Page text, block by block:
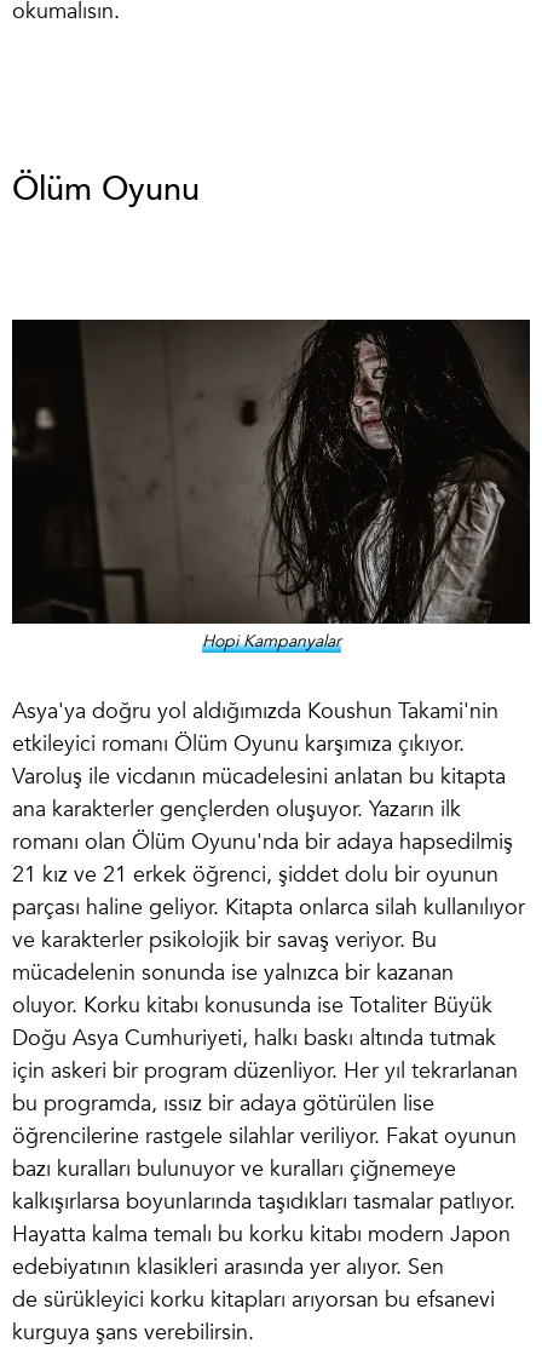
okumalısın.
Ölüm Oyunu
Hopi Kampanyalar
Asya'ya doğru yol aldığımızda Koushun Takami'nin
etkileyici romanı Ölüm Oyunu karşımıza çıkıyor.
Varoluş ile vicdanın mücadelesini anlatan bu kitapta
ana karakterler gençlerden oluşuyor. Yazarın ilk
romanı olan Ölüm Oyunu'nda bir adaya hapsedilmiş
21 kız ve 21 erkek öğrenci, şiddet dolu bir oyunun
parçası haline geliyor. Kitapta onlarca silah kullanılıyor
ve karakterler psikolojik bir savaş veriyor. Bu
mücadelenin sonunda ise yalnızca bir kazanan
oluyor. Korku kitabı konusunda ise Totaliter Büyük
Doğu Asya Cumhuriyeti, halkı baskı altında tutmak
için askeri bir program düzenliyor. Her yıl tekrarlanan
bu programda, ıssız bir adaya götürülen lise
öğrencilerine rastgele silahlar veriliyor. Fakat oyunun
bazı kuralları bulunuyor ve kuralları çiğnemeye
kalkışırlarsa boyunlarında taşıdıkları tasmalar patlıyor.
Hayatta kalma temalı bu korku kitabı modern Japon
edebiyatının klasikleri arasında yer alıyor. Sen
de sürükleyici korku kitapları arıyorsan bu efsanevi
kurguya şans verebilirsin.